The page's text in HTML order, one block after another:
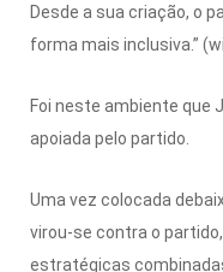
Desde a sua criação, o
forma mais inclusiva.”
Foi neste ambiente que
apoiada pelo partido.
Uma vez colocada
virou-se contra o
estratégicas